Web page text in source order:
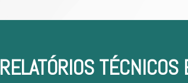
RELATÓRIOS